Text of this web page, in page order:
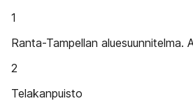
1
Ranta-Tampellan aluesuunnitelma.
2
Telakanpuisto